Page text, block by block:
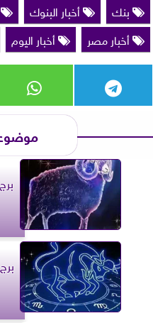
بنك أخبار البنوك
أخبار مصر
أخبار اليوم